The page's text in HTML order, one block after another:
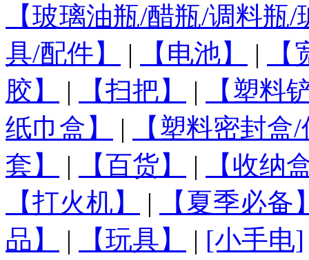
【玻璃油瓶/醋瓶/调料瓶
具/配件】
| 【电池】 |
胶】
| 【扫把】 |
【塑料
纸巾盒】
|
【塑料密封盒
套】
| 【百货】 |
【收纳
【打火机】
|
【夏季必备
品】
| 【玩具】 | [小手电]